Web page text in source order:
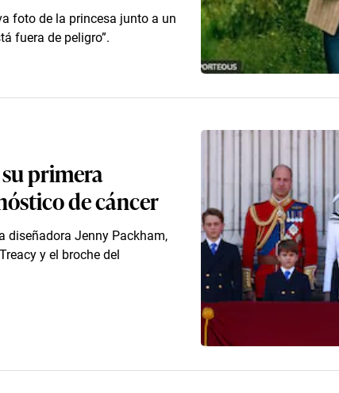
foto de la princesa junto a un
fuera de peligro”.
primera
de cáncer
diseñadora Jenny Packham,
y el broche del